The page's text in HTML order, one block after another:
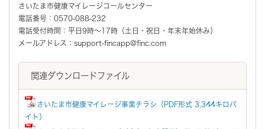
さいたま市健康マイレージコールセンター
電話番号：0570-088-232
電話受付時間：平日9時～17時（土日・祝日・年末年始休み）
メールアドレス：support-fincapp@finc.com
関連ダウンロードファイル
さいたま市健康マイレージ事業チラシ（PDF形式 3,344キロバ
イト）